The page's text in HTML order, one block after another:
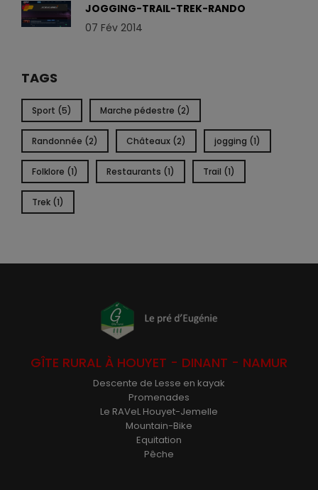
JOGGING-TRAIL-TREK-RANDO
07 Fév 2014
TAGS
Sport (5) Marche pédestre (2)
Randonnée (2) Châteaux (2) jogging (1)
Folklore (1) Restaurants (1) Trail (1)
Trek (1)
GÎTE RURAL À HOUYET - DINANT - NAMUR
Descente de Lesse en kayak
Promenades
Le RAVeL Houyet-Jemelle
Mountain-Bike
Equitation
Pêche